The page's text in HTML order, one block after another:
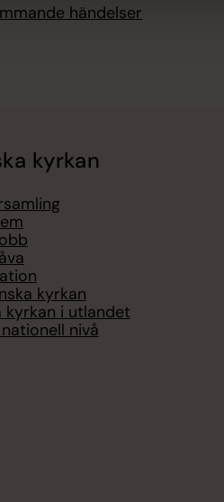
händelser
kyrkan
kyrkan
kyrkan i utlandet
nivå